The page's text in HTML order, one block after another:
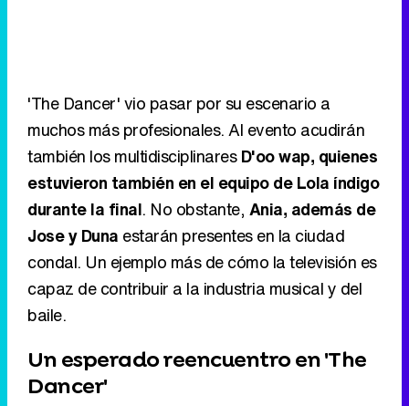
'The Dancer' vio pasar por su escenario a
muchos más profesionales. Al evento acudirán
también los multidisciplinaresD'oo wap, quienes
estuvieron también en el equipo de Lola índigo
durante la final. No obstante, Ania, además de
Jose y Duna estarán presentes en la ciudad
condal. Un ejemplo más de cómo la televisión es
capaz de contribuir a la industria musical y del
baile.
Un esperado reencuentro en 'The
Dancer'